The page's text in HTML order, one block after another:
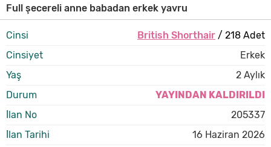
Full şecereli anne babadan erkek yavru
Cinsi British Shorthair/ 218 Adet
Cinsiyet
Erkek
Yaş
2 Aylık
Durum
YAYINDAN KALDIRILDI
İlan No
205337
İlan Tarihi
16 Haziran 2026